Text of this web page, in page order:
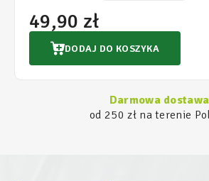
49,90 zł
DODAJ DO KOSZYKA
Darmowa dostawa
od 250 zł na terenie